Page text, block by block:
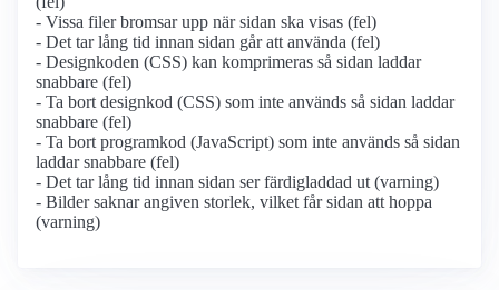
- Vissa filer bromsar upp när sidan ska visas (fel)
- Det tar lång tid innan sidan går att använda (fel)
- Designkoden (CSS) kan komprimeras så sidan laddar
snabbare (fel)
- Ta bort designkod (CSS) som inte används så sidan laddar
snabbare (fel)
- Ta bort programkod (JavaScript) som inte används så sidan
laddar snabbare (fel)
- Det tar lång tid innan sidan ser färdigladdad ut (varning)
- Bilder saknar angiven storlek, vilket får sidan att hoppa
(varning)